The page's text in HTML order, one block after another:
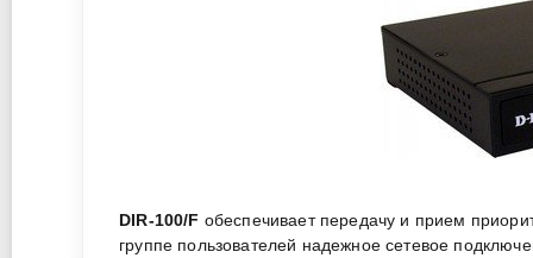
DIR-100/F обеспечивает передачу и прием
группе пользователей надежное сетевое